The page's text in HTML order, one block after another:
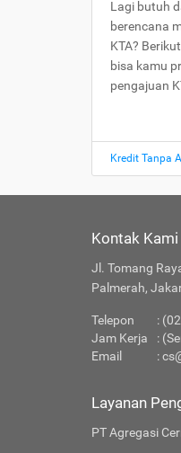
Lagi butuh
berencana
KTA?
bisa kamu
pengajuan
Kredit Tanpa
Kontak Kami
Jl. Tomang
Palmerah,
Telepon
:
Jam Kerja
:
Email
:
Layanan
PT Agregasi